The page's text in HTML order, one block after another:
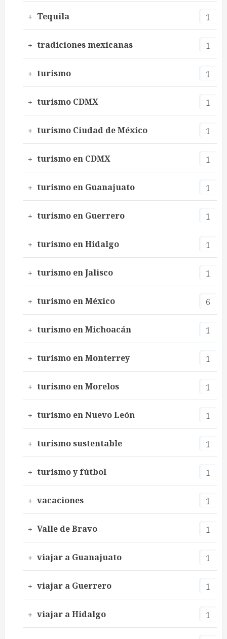
Tequila 1
tradiciones mexicanas 1
turismo 1
turismo CDMX 1
turismo Ciudad de México 1
turismo en CDMX 1
turismo en Guanajuato 1
turismo en Guerrero 1
turismo en Hidalgo 1
turismo en Jalisco 1
turismo en México 6
turismo en Michoacán 1
turismo en Monterrey 1
turismo en Morelos 1
turismo en Nuevo León 1
turismo sustentable 1
turismo y fútbol 1
vacaciones 1
Valle de Bravo 1
viajar a Guanajuato 1
viajar a Guerrero 1
viajar a Hidalgo 1